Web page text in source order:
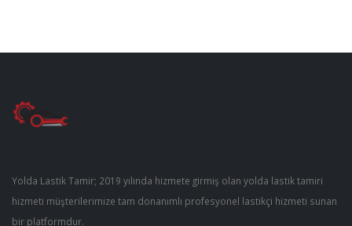
Yolda Lastik Tamir; 2019 yılında hizmete girmiş olan yolda lastik tamiri
hizmeti müşterilerimize tam donanımlı profesyonel lastikçi hizmeti sunan
bir platformdur.